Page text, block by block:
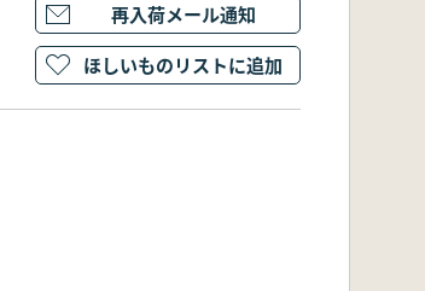
再入荷メール通知
ほしいものリストに追加